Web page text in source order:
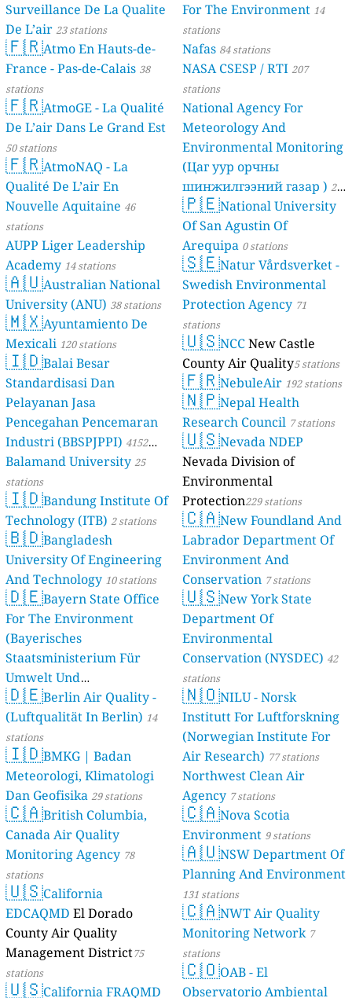
Surveillance De La Qualite
De L’air 23 stations
🇫🇷Atmo En Hauts-de-
France - Pas-de-Calais 38
stations
🇫🇷AtmoGE - La Qualité
De L’air Dans Le Grand Est
50 stations
🇫🇷AtmoNAQ - La
Qualité De L’air En
Nouvelle Aquitaine 46
stations
AUPP Liger Leadership
Academy 14 stations
🇦🇺Australian National
University (ANU) 38 stations
🇲🇽Ayuntamiento De
Mexicali 120 stations
🇮🇩Balai Besar
Standardisasi Dan
Pelayanan Jasa
Pencegahan Pencemaran
Industri (BBSPJPPI) 4152
stations
Balamand University25
stations
🇮🇩Bandung Institute Of
Technology (ITB) 2 stations
🇧🇩Bangladesh
University Of Engineering
And Technology 10 stations
🇩🇪Bayern State Office
For The Environment
(Bayerisches
Staatsministerium Für
Umwelt Und
Verbraucherschutz) - LfU
46 stations
🇩🇪Berlin Air Quality -
(Luftqualität In Berlin) 14
stations
🇮🇩BMKG | Badan
Meteorologi, Klimatologi
Dan Geofisika 29 stations
🇨🇦British Columbia,
Canada Air Quality
Monitoring Agency 78
stations
🇺🇸California
EDCAQMD El Dorado
County Air Quality
Management District75
stations
🇺🇸California FRAQMD
For The Environment 14
stations
Nafas 84 stations
NASA CSESP / RTI 207
stations
National Agency For
Meteorology And
Environmental Monitoring
(Цаг уур орчны
шинжилгээний газар ) 21
stations
🇵🇪National University
Of San Agustin Of
Arequipa 0 stations
🇸🇪Natur Vårdsverket -
Swedish Environmental
Protection Agency 71
stations
🇺🇸NCCNew Castle
County Air Quality5 stations
🇫🇷NebuleAir 192 stations
🇳🇵Nepal Health
Research Council 7 stations
🇺🇸Nevada NDEP
Nevada Division of
Environmental
Protection229 stations
🇨🇦New Foundland And
Labrador Department Of
Environment And
Conservation 7 stations
🇺🇸New York State
Department Of
Environmental
Conservation (NYSDEC) 42
stations
🇳🇴NILU - Norsk
Institutt For Luftforskning
(Norwegian Institute For
Air Research) 77 stations
Northwest Clean Air
Agency 7 stations
🇨🇦Nova Scotia
Environment 9 stations
🇦🇺NSW Department Of
Planning And Environment
131 stations
🇨🇦NWT Air Quality
Monitoring Network 7
stations
🇨🇴OAB - El
Observatorio Ambiental